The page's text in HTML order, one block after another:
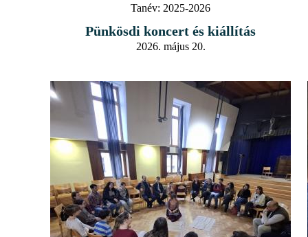
Tanév: 2025-2026
Pünkösdi koncert és kiállítás
2026. május 20.